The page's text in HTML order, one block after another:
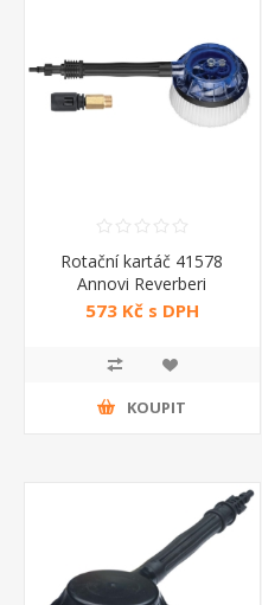
Rotační kartáč 41578
Annovi Reverberi
573 Kč s DPH
KOUPIT